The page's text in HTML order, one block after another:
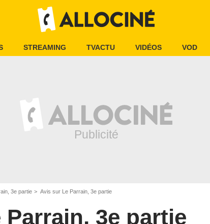
STREAMING TVACTU VIDÉOS VOD
3e partie Avis sur Le Parrain, 3e partie
Parrain, 3e partie